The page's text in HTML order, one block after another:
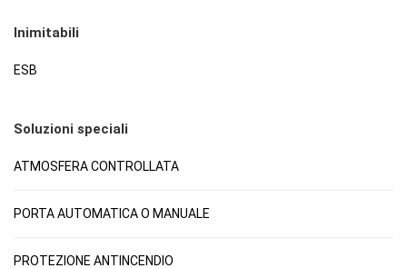
Inimitabili
ESB
Soluzioni speciali
ATMOSFERA CONTROLLATA
PORTA AUTOMATICA O MANUALE
PROTEZIONE ANTINCENDIO